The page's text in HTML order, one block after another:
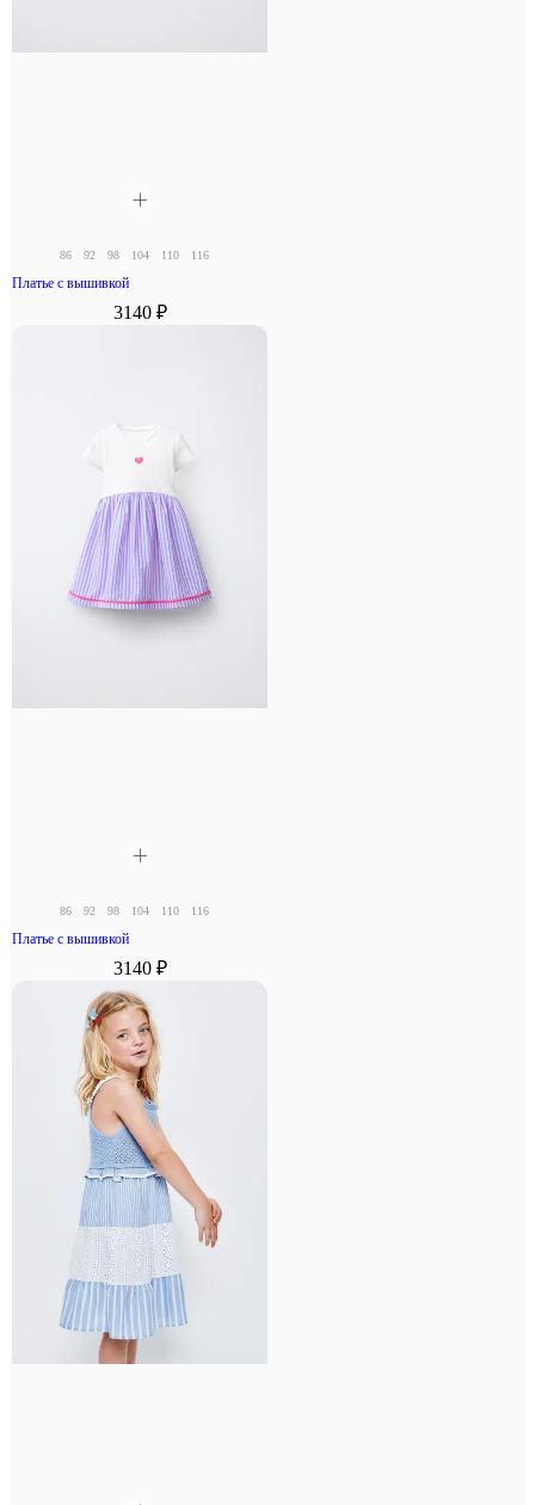
86 92 98 104 110 116
Платье с вышивкой
3140 ₽
86 92 98 104 110 116
Платье с вышивкой
3140 ₽